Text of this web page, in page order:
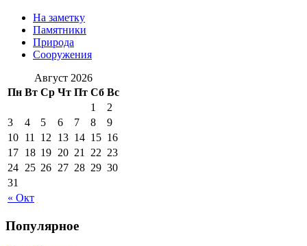
На заметку
Памятники
Природа
Сооружения
Август 2026
Пн Вт Ср Чт Пт Сб Вс
« Окт
1
2
3
4 5 6 7 8
9
10 11 12 13 14 15 16
17 18 19 20 21 22 23
24 25 26 27 28 29 30
31
Популярное